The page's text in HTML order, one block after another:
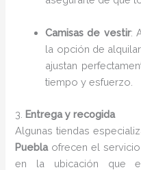
Camisas de vestir:
la opción de
ajustan
tiempo y esfuerzo.
3. Entrega y recogida
Algunas tiendas
Pueblaofrecen el
en la ubicación que